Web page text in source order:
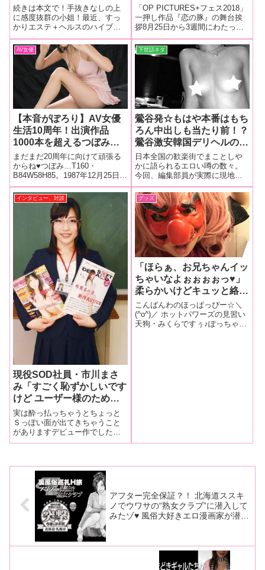
この小姐は再訪決定！【気
になる風俗試し隊！！】
続きは本文で！手抜きなしの上
に感度抜群の小姐！最近、すっ
かりエステ＋ヘルスのハイブリ
ッド店にハマっている記者。以
前に一度お世話になった大塚の
店を再訪しようとしたんです
が……
並木塔子さんが登壇、映画
への愛を語る！ フェスイ
チオシの作品上映は満席完
売の大盛況！
「OP PICTURES+フェス2018」
一押し作品『恋の豚』の舞台挨
拶8月25日から3週間にわたって
開催されたR15ピンク映画の祭典
「OP PICTURES+フェス2018」
もいよいよ大詰め！ 上映され
た全18作品どれも評判がよく、
AV女優
【本音がぽろり】AV女優
生活10周年！出演作品
1000本を超えるつぼみち
ゃんが唯一「心が折れそう
になった…」現場とは！？
【あけすけAV女優インタ
ビュー】
まだまだ20周年に向けて頑張る
からね♥︎つぼみ…T160・
B84W58H85。1987年12月25日生
まれ。血液型／O型。趣味はファ
ンシーグッズ収集と、見た目通
りロリっぽい彼女。20周年に向
けてまだまだ突っ走る！ 公式ブ
ログ『つぼみ日記』
下世話ネタ
鶯谷発☆もはや本番はもち
ろん中出しも当たり前！？
鶯谷激安韓国デリヘルのい
ま…【日本全国ヤバすぎ裏
フーゾク噂の真相調査
隊！！】
日本全国の歓楽街でまことしや
かに語られるエロい噂の数々。
今回、編集部員が実際に現地に
飛んで、地元で話題の裏フーゾ
クの実態を追求してきた！
インタビュー、対談
現役SOD社員・市川まさ
み「すごく恥ずかしいです
けど ユーザー様のために
って言われると 応えなく
っちゃいけないですよね」
実は酔っ払っちゃうとちょっと
Ｓっぽい面が出てきちゃうこと
がありますデビュー作でしたの
が初めてのオナニーでした——
になるわけですが、自分の出演
作ってご覧になりました？市
川 一作目は、一部
グッズ
「ほらぁ、お兄ちゃんイッ
ちゃいなよぉぉぉぉっ♥」
柔らかいけどキュッと絡ま
る【最高級お嬢様】の恥ず
かしい穴のポテンシャルを
天狗のみくらちゃんがお鼻
こんばんわのほっぱっぴー☆＼
(^o^)／ ホットパワーズの見習い
天狗・みくらですぅ♪ぽっちゃり
アフター完全保証？！ 北海道ススキ
ノでウワサの“熟女クラブ”に潜入して
みたゾ♥ 風俗大好きエロ漫画家が潜入